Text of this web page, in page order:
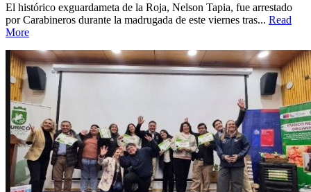
El histórico exguardameta de la Roja, Nelson Tapia, fue arrestado
por Carabineros durante la madrugada de este viernes tras... Read
More